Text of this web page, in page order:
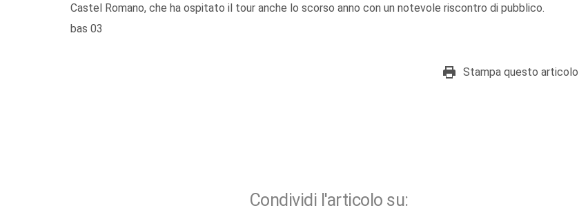
Castel Romano, che ha ospitato il tour anche lo scorso anno con un notevole riscontro di pubblico.
bas 03
Stampa questo articolo
Condividi l'articolo su: